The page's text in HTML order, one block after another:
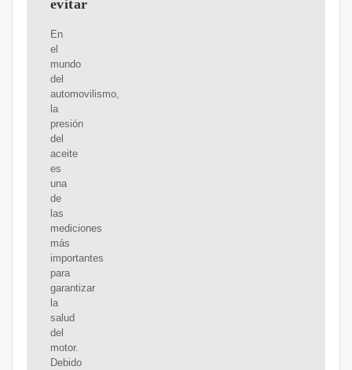
evitar
En
el
mundo
del
automovilismo,
la
presión
del
aceite
es
una
de
las
mediciones
más
importantes
para
garantizar
la
salud
del
motor.
Debido